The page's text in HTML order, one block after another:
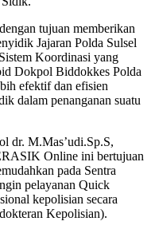
tujuan memberikan
Jajaran Polda Sulsel
Koordinasi yang
Dokpol Biddokkes Polda
efektif dan efisien
dalam penanganan suatu
dr. M.Mas’udi.Sp.S,
Online ini bertujuan
pada Sentra
pelayanan Quick
kepolisian secara
Kepolisian).